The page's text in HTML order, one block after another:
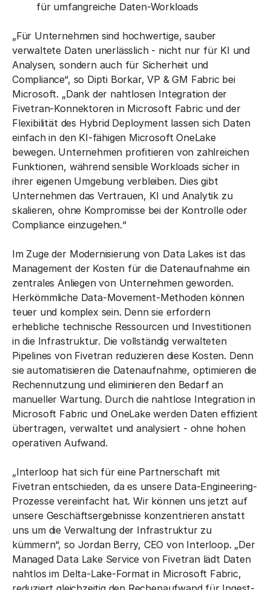
für umfangreiche Daten-Workloads
„Für Unternehmen sind hochwertige, sauber
verwaltete Daten unerlässlich - nicht nur für KI und
Analysen, sondern auch für Sicherheit und
Compliance“, so Dipti Borkar, VP & GM Fabric bei
Microsoft. „Dank der nahtlosen Integration der
Fivetran-Konnektoren in Microsoft Fabric und der
Flexibilität des Hybrid Deployment lassen sich Daten
einfach in den KI-fähigen Microsoft OneLake
bewegen. Unternehmen profitieren von zahlreichen
Funktionen, während sensible Workloads sicher in
ihrer eigenen Umgebung verbleiben. Dies gibt
Unternehmen das Vertrauen, KI und Analytik zu
skalieren, ohne Kompromisse bei der Kontrolle oder
Compliance einzugehen.“
Im Zuge der Modernisierung von Data Lakes ist das
Management der Kosten für die Datenaufnahme ein
zentrales Anliegen von Unternehmen geworden.
Herkömmliche Data-Movement-Methoden können
teuer und komplex sein. Denn sie erfordern
erhebliche technische Ressourcen und Investitionen
in die Infrastruktur. Die vollständig verwalteten
Pipelines von Fivetran reduzieren diese Kosten. Denn
sie automatisieren die Datenaufnahme, optimieren die
Rechennutzung und eliminieren den Bedarf an
manueller Wartung. Durch die nahtlose Integration in
Microsoft Fabric und OneLake werden Daten effizient
übertragen, verwaltet und analysiert - ohne hohen
operativen Aufwand.
„Interloop hat sich für eine Partnerschaft mit
Fivetran entschieden, da es unsere Data-Engineering-
Prozesse vereinfacht hat. Wir können uns jetzt auf
unsere Geschäftsergebnisse konzentrieren anstatt
uns um die Verwaltung der Infrastruktur zu
kümmern“, so Jordan Berry, CEO von Interloop. „Der
Managed Data Lake Service von Fivetran lädt Daten
nahtlos im Delta-Lake-Format in Microsoft Fabric,